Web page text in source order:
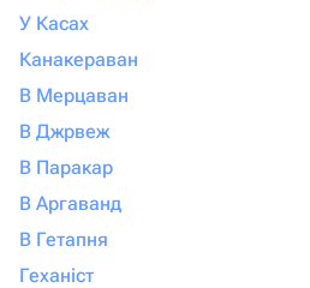
У Касах
Канакераван
В Мерцаван
В Джрвеж
В Паракар
В Аргаванд
В Гетапня
Геханіст